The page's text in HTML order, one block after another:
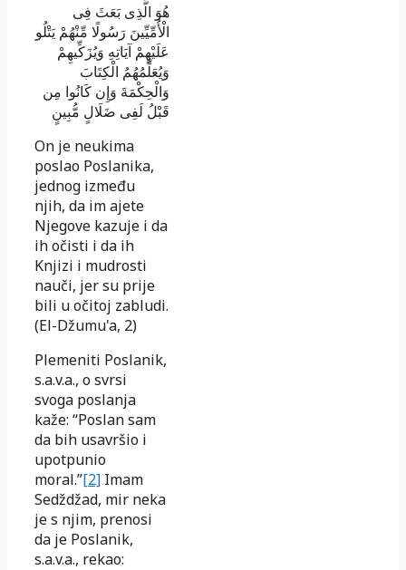
هُوَ الَّذِى بَعَثَ فِى
الْأُمِّيِّينَ رَسُولًا مِّنْهُمْ يَتْلُو
عَلَيْهِمْ آيَاتِهِ وَيُزَكِّيهِمْ
وَيُعَلِّمُهُمُ الْكِتَابَ
وَالْحِكْمَةَ وَإِن كَانُوا مِن
قَبْلُ لَفِى ضَلَالٍ مُّبِينٍ
On je neukima
poslao Poslanika,
jednog između
njih, da im ajete
Njegove kazuje i da
ih očisti i da ih
Knjizi i mudrosti
nauči, jer su prije
bili u očitoj zabludi.
(El-Džumu'a, 2)
Plemeniti Poslanik,
s.a.v.a., o svrsi
svoga poslanja
kaže: “Poslan sam
da bih usavršio i
upotpunio
moral.”[2] Imam
Sedždžad, mir neka
je s njim, prenosi
da je Poslanik,
s.a.v.a., rekao: